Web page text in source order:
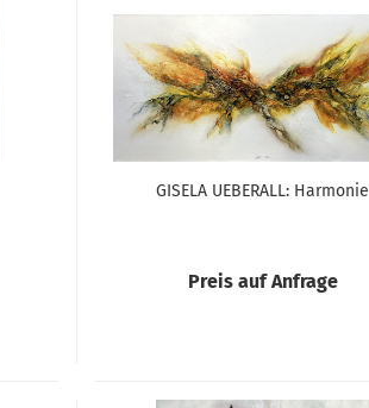
GISELA UEBERALL: Harmonie
Preis auf Anfrage